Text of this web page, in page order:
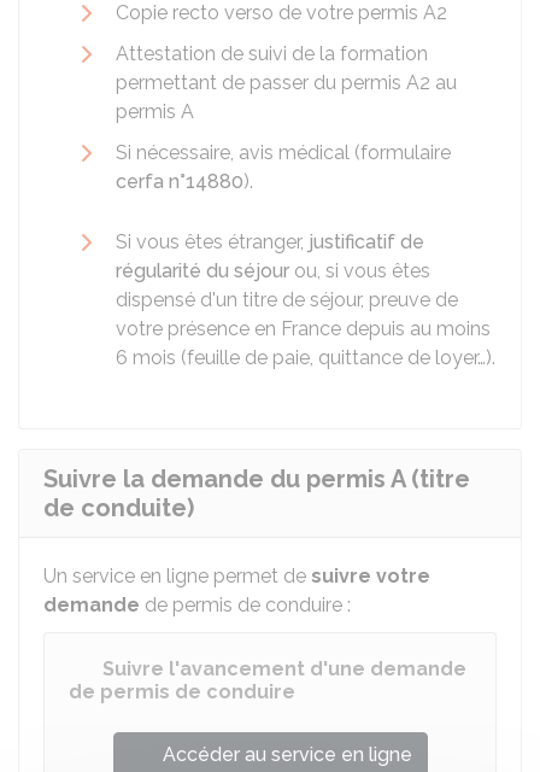
Copie recto verso de votre permis A2
Attestation de suivi de la formation
permettant de passer du permis A2 au
permis A
Si nécessaire, avis médical (formulaire
cerfa n°14880).
Si vous êtes étranger, justificatif de
régularité du séjour ou, si vous êtes
dispensé d'un titre de séjour, preuve de
votre présence en France depuis au moins
6 mois (feuille de paie, quittance de loyer…).
Suivre la demande du permis A (titre
de conduite)
Un service en ligne permet de suivre votre
demande de permis de conduire :
Suivre l'avancement d'une demande
de permis de conduire
Accéder au service en ligne